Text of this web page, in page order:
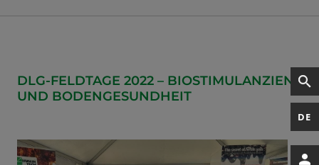
DE
DLG-FELDTAGE 2022 – BIOSTIMULANZIEN
UND BODENGESUNDHEIT